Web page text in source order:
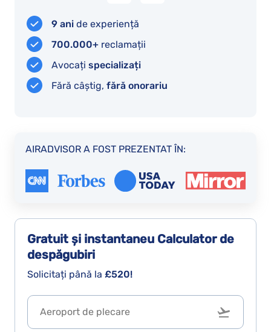
referitor
recuperarea
banilor.
primesc.
9 ani de experiență
700.000+ reclamații
Avocați specializați
Fără câștig, fără onorariu
AIRADVISOR A FOST PREZENTAT ÎN:
Gratuit și instantaneu Calculator de
despăgubiri
Solicitați până la £520!